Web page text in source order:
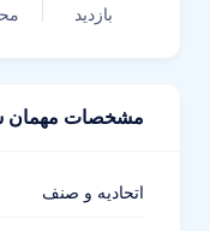
بازدید
مشخصات مهمان
اتحادیه و صنف